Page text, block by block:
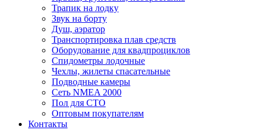
Трапик на лодку
Звук на борту
Душ, аэратор
Транспортировка плав средств
Оборудование для квадпроциклов
Спидометры лодочные
Чехлы, жилеты спасательные
Подводные камеры
Сеть NMEA 2000
Пол для СТО
Оптовым покупателям
Контакты